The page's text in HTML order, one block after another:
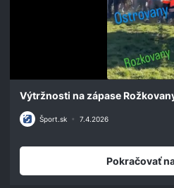
seconds
24
seconds
Výtržnosti na zápase
Šport.sk • 7.4.2026
Pokračovať